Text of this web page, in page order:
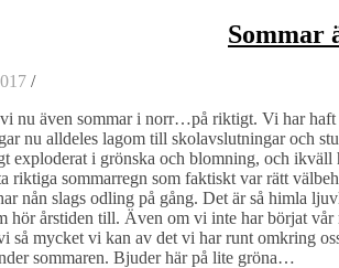
Sommar
/
nu även sommar i norr…på riktigt. Vi har haft
nu alldeles lagom till skolavslutningar och
exploderat i grönska och blomning, och ikväll
riktiga sommarregn som faktiskt var rätt
nån slags odling på gång. Det är så himla
hör årstiden till. Även om vi inte har börjat vår
så mycket vi kan av det vi har runt omkring
sommaren. Bjuder här på lite gröna…